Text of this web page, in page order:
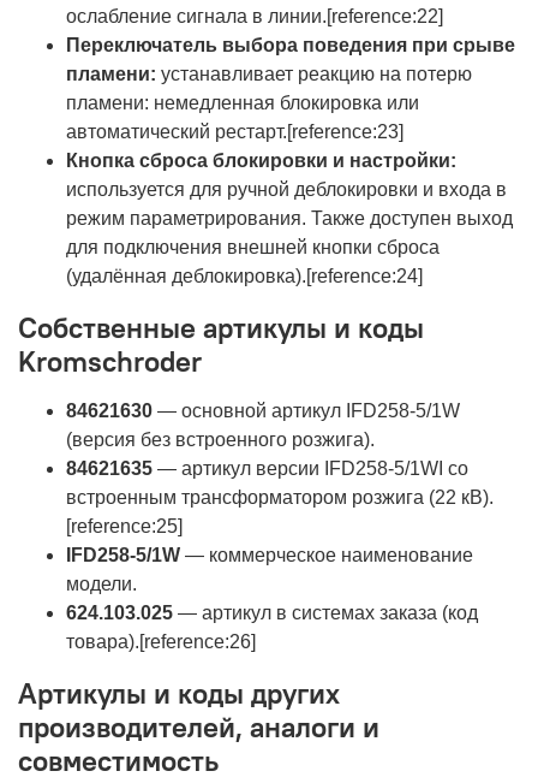
ослабление сигнала в линии.[reference:22]
Переключатель выбора поведения при срыве
пламени: устанавливает реакцию на потерю
пламени: немедленная блокировка или
автоматический рестарт.[reference:23]
Кнопка сброса блокировки и настройки:
используется для ручной деблокировки и входа в
режим параметрирования. Также доступен выход
для подключения внешней кнопки сброса
(удалённая деблокировка).[reference:24]
Собственные артикулы и коды
Kromschroder
84621630 — основной артикул IFD258-5/1W
(версия без встроенного розжига).
84621635 — артикул версии IFD258-5/1WI со
встроенным трансформатором розжига (22 кВ).
[reference:25]
IFD258-5/1W — коммерческое наименование
модели.
624.103.025 — артикул в системах заказа (код
товара).[reference:26]
Артикулы и коды других
производителей, аналоги и
совместимость